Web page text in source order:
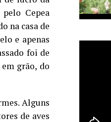
Cepea
na casa de
e apenas
foi de
grão, do
Alguns
de aves